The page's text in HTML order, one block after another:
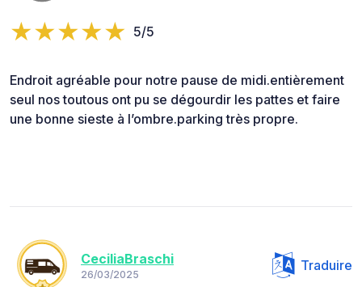
5/5
Endroit agréable pour notre pause de midi.entièrement
seul nos toutous ont pu se dégourdir les pattes et faire
une bonne sieste à l’ombre.parking très propre.
CeciliaBraschi
26/03/2025
Traduire